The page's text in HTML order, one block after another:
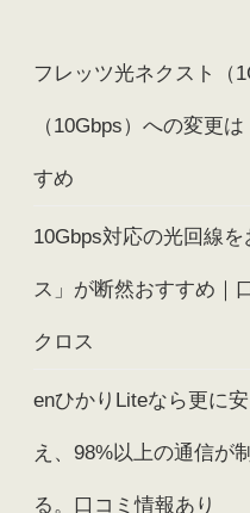
フレッツ光ネクスト（
（10Gbps）への変更
すめ
10Gbps対応の光回線
ス」が断然おすすめ｜
クロス
enひかりLiteなら更に
え、98%以上の通信が
る。口コミ情報あり